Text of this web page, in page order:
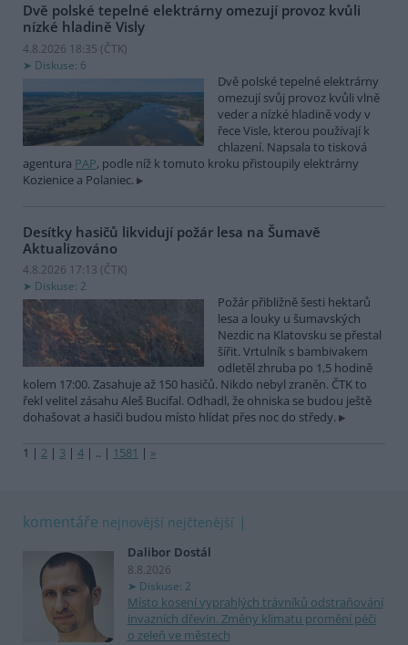
Dvě polské tepelné elektrárny omezují provoz kvůli
nízké hladině Visly
4.8.2026 18:35 (ČTK)
Diskuse: 6
Dvě polské tepelné elektrárny
omezují svůj provoz kvůli vlně
veder a nízké hladině vody v
řece Visle, kterou používají k
chlazení. Napsala to tisková
agentura PAP, podle níž k tomuto kroku přistoupily elektrárny
Kozienice a Polaniec.
Desítky hasičů likvidují požár lesa na Šumavě
Aktualizováno
4.8.2026 17:13 (ČTK)
Diskuse: 2
Požár přibližně šesti hektarů
lesa a louky u šumavských
Nezdic na Klatovsku se přestal
šířit. Vrtulník s bambivakem
odletěl zhruba po 1,5 hodině
kolem 17:00. Zasahuje až 150 hasičů. Nikdo nebyl zraněn. ČTK to
řekl velitel zásahu Aleš Bucifal. Odhadl, že ohniska se budou ještě
dohašovat a hasiči budou místo hlídat přes noc do středy.
1 | 2 | 3 | 4 | .. | 1581 | »
komentáře nejnovější nejčtenější
Dalibor Dostál
8.8.2026
Diskuse: 2
Místo kosení vyprahlých trávníků odstraňování
invazních dřevin. Změny klimatu promění péči
o zeleň ve městech